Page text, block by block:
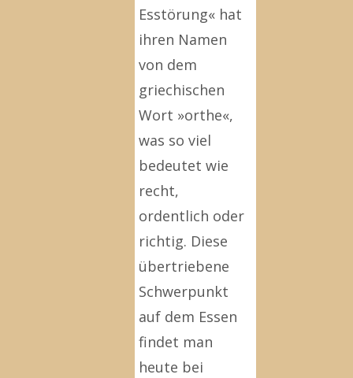
Esstörung« hat
ihren Namen
von dem
griechischen
Wort »orthe«,
was so viel
bedeutet wie
recht,
ordentlich oder
richtig. Diese
übertriebene
Schwerpunkt
auf dem Essen
findet man
heute bei